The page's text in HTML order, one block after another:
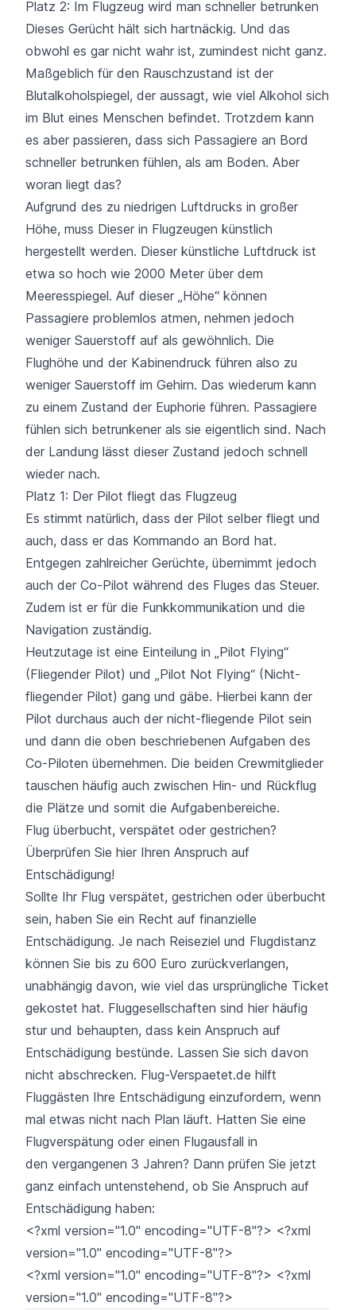
Platz 2: Im Flugzeug wird man schneller betrunken
Dieses Gerücht hält sich hartnäckig. Und das
obwohl es gar nicht wahr ist, zumindest nicht ganz.
Maßgeblich für den Rauschzustand ist der
Blutalkoholspiegel, der aussagt, wie viel Alkohol sich
im Blut eines Menschen befindet. Trotzdem kann
es aber passieren, dass sich Passagiere an Bord
schneller betrunken fühlen, als am Boden. Aber
woran liegt das?
Aufgrund des zu niedrigen Luftdrucks in großer
Höhe, muss Dieser in Flugzeugen künstlich
hergestellt werden. Dieser künstliche Luftdruck ist
etwa so hoch wie 2000 Meter über dem
Meeresspiegel. Auf dieser „Höhe“ können
Passagiere problemlos atmen, nehmen jedoch
weniger Sauerstoff auf als gewöhnlich. Die
Flughöhe und der Kabinendruck führen also zu
weniger Sauerstoff im Gehirn. Das wiederum kann
zu einem Zustand der Euphorie führen. Passagiere
fühlen sich betrunkener als sie eigentlich sind. Nach
der Landung lässt dieser Zustand jedoch schnell
wieder nach.
Platz 1: Der Pilot fliegt das Flugzeug
Es stimmt natürlich, dass der Pilot selber fliegt und
auch, dass er das Kommando an Bord hat.
Entgegen zahlreicher Gerüchte, übernimmt jedoch
auch der Co-Pilot während des Fluges das Steuer.
Zudem ist er für die Funkkommunikation und die
Navigation zuständig.
Heutzutage ist eine Einteilung in „Pilot Flying“
(Fliegender Pilot) und „Pilot Not Flying“ (Nicht-
fliegender Pilot) gang und gäbe. Hierbei kann der
Pilot durchaus auch der nicht-fliegende Pilot sein
und dann die oben beschriebenen Aufgaben des
Co-Piloten übernehmen. Die beiden Crewmitglieder
tauschen häufig auch zwischen Hin- und Rückflug
die Plätze und somit die Aufgabenbereiche.
Flug überbucht, verspätet oder gestrichen?
Überprüfen Sie hier Ihren Anspruch auf
Entschädigung!
Sollte Ihr Flug verspätet, gestrichen oder überbucht
sein, haben Sie ein Recht auf finanzielle
Entschädigung. Je nach Reiseziel und Flugdistanz
können Sie bis zu 600 Euro zurückverlangen,
unabhängig davon, wie viel das ursprüngliche Ticket
gekostet hat. Fluggesellschaften sind hier häufig
stur und behaupten, dass kein Anspruch auf
Entschädigung bestünde. Lassen Sie sich davon
nicht abschrecken. Flug-Verspaetet.de hilft
Fluggästen Ihre Entschädigung einzufordern, wenn
mal etwas nicht nach Plan läuft. Hatten Sie eine
Flugverspätung oder einen Flugausfall in
den vergangenen 3 Jahren? Dann prüfen Sie jetzt
ganz einfach untenstehend, ob Sie Anspruch auf
Entschädigung haben:
<?xml version="1.0" encoding="UTF-8"?> <?xml
version="1.0" encoding="UTF-8"?>
<?xml version="1.0" encoding="UTF-8"?> <?xml
version="1.0" encoding="UTF-8"?>